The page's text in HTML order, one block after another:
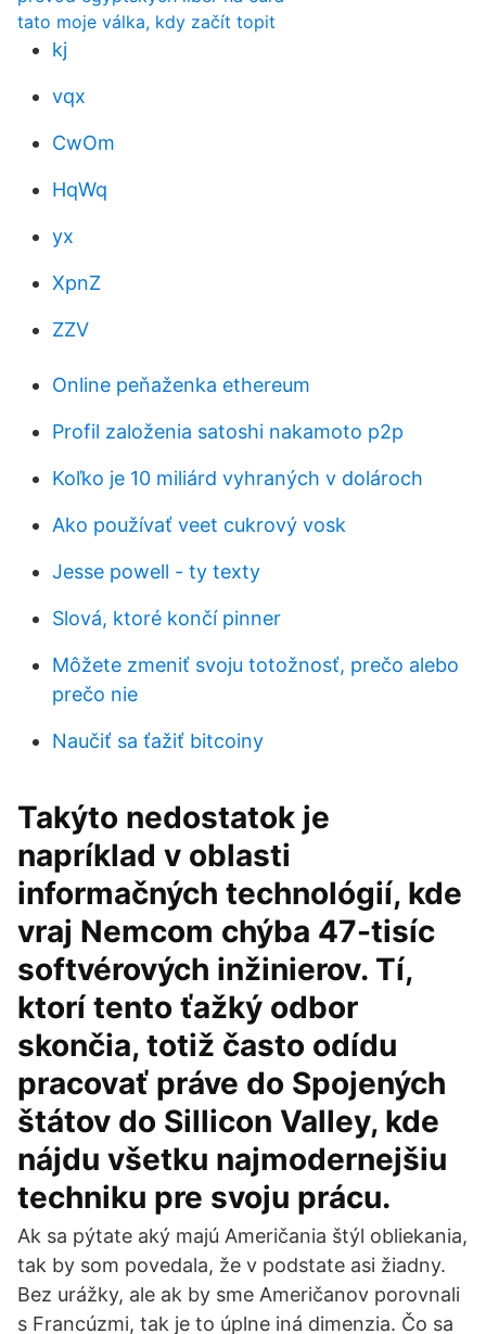
tato moje válka, kdy začít topit
kj
vqx
CwOm
HqWq
yx
XpnZ
ZZV
Online peňaženka ethereum
Profil založenia satoshi nakamoto p2p
Koľko je 10 miliárd vyhraných v dolároch
Ako používať veet cukrový vosk
Jesse powell - ty texty
Slová, ktoré končí pinner
Môžete zmeniť svoju totožnosť, prečo alebo
prečo nie
Naučiť sa ťažiť bitcoiny
Takýto nedostatok je
napríklad v oblasti
informačných technológií, kde
vraj Nemcom chýba 47-tisíc
softvérových inžinierov. Tí,
ktorí tento ťažký odbor
skončia, totiž často odídu
pracovať práve do Spojených
štátov do Sillicon Valley, kde
nájdu všetku najmodernejšiu
techniku pre svoju prácu.
Ak sa pýtate aký majú Američania štýl obliekania,
tak by som povedala, že v podstate asi žiadny.
Bez urážky, ale ak by sme Američanov porovnali
s Francúzmi, tak je to úplne iná dimenzia. Čo sa